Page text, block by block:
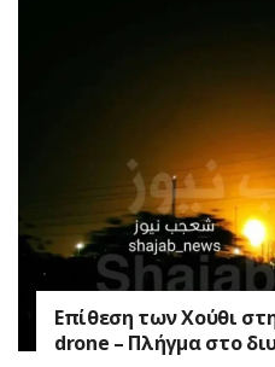
Επίθεση των Χούθι
drone – Πλήγμα στο